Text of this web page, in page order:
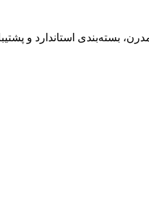
بسته‌بندی استاندارد و